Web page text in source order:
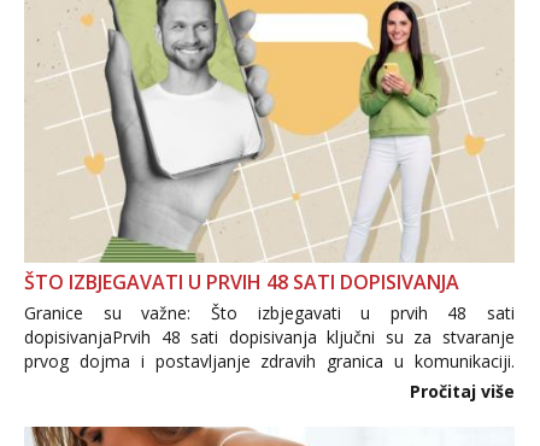
ŠTO IZBJEGAVATI U PRVIH 48 SATI DOPISIVANJA
Granice su važne: Što izbjegavati u prvih 48 sati
dopisivanjaPrvih 48 sati dopisivanja ključni su za stvaranje
prvog dojma i postavljanje zdravih granica u komunikaciji.
Važno je izbjeći prebrzo otkrivanje osobnih ili intimnih
informacija, jer nepoznata osoba još nije zaslužila to
povjerenje. Takođe...
Pročitaj više